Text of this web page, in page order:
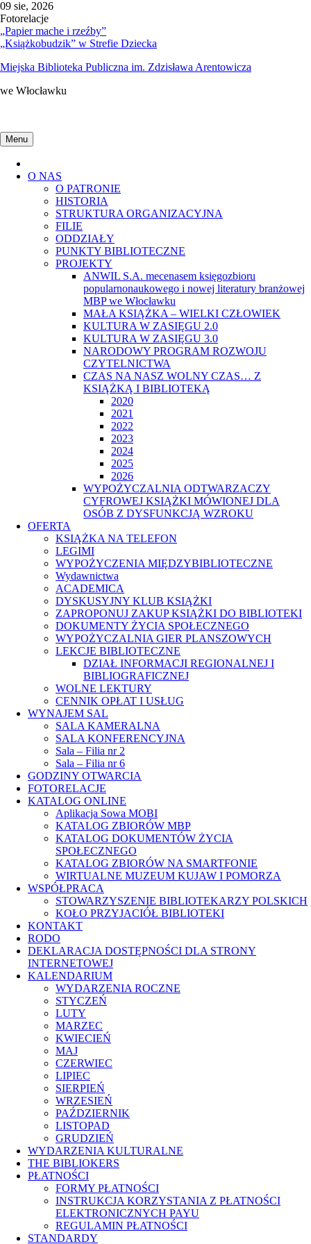
treści
Skip
to
content
09 sie, 2026
Fotorelacje
„Papier mache i rzeźby”
„Książkobudzik” w Strefie Dziecka
Miejska Biblioteka Publiczna im. Zdzisława Arentowicza
we Włocławku
Menu
O NAS
O PATRONIE
HISTORIA
STRUKTURA ORGANIZACYJNA
FILIE
ODDZIAŁY
PUNKTY BIBLIOTECZNE
PROJEKTY
ANWIL S.A. mecenasem księgozbioru
popularnonaukowego i nowej literatury branżowej
MBP we Włocławku
MAŁA KSIĄŻKA – WIELKI CZŁOWIEK
KULTURA W ZASIĘGU 2.0
KULTURA W ZASIĘGU 3.0
NARODOWY PROGRAM ROZWOJU
CZYTELNICTWA
CZAS NA NASZ WOLNY CZAS… Z
KSIĄŻKĄ I BIBLIOTEKĄ
2020
2021
2022
2023
2024
2025
2026
WYPOŻYCZALNIA ODTWARZACZY
CYFROWEJ KSIĄŻKI MÓWIONEJ DLA
OSÓB Z DYSFUNKCJĄ WZROKU
OFERTA
KSIĄŻKA NA TELEFON
LEGIMI
WYPOŻYCZENIA MIĘDZYBIBLIOTECZNE
Wydawnictwa
ACADEMICA
DYSKUSYJNY KLUB KSIĄŻKI
ZAPROPONUJ ZAKUP KSIĄŻKI DO BIBLIOTEKI
DOKUMENTY ŻYCIA SPOŁECZNEGO
WYPOŻYCZALNIA GIER PLANSZOWYCH
LEKCJE BIBLIOTECZNE
DZIAŁ INFORMACJI REGIONALNEJ I
BIBLIOGRAFICZNEJ
WOLNE LEKTURY
CENNIK OPŁAT I USŁUG
WYNAJEM SAL
SALA KAMERALNA
SALA KONFERENCYJNA
Sala – Filia nr 2
Sala – Filia nr 6
GODZINY OTWARCIA
FOTORELACJE
KATALOG ONLINE
Aplikacja Sowa MOBI
KATALOG ZBIORÓW MBP
KATALOG DOKUMENTÓW ŻYCIA
SPOŁECZNEGO
KATALOG ZBIORÓW NA SMARTFONIE
WIRTUALNE MUZEUM KUJAW I POMORZA
WSPÓŁPRACA
STOWARZYSZENIE BIBLIOTEKARZY POLSKICH
KOŁO PRZYJACIÓŁ BIBLIOTEKI
KONTAKT
RODO
DEKLARACJA DOSTĘPNOŚCI DLA STRONY
INTERNETOWEJ
KALENDARIUM
WYDARZENIA ROCZNE
STYCZEŃ
LUTY
MARZEC
KWIECIEŃ
MAJ
CZERWIEC
LIPIEC
SIERPIEŃ
WRZESIEŃ
PAŹDZIERNIK
LISTOPAD
GRUDZIEŃ
WYDARZENIA KULTURALNE
THE BIBLIOKERS
PŁATNOŚCI
FORMY PŁATNOŚCI
INSTRUKCJA KORZYSTANIA Z PŁATNOŚCI
ELEKTRONICZNYCH PAYU
REGULAMIN PŁATNOŚCI
STANDARDY